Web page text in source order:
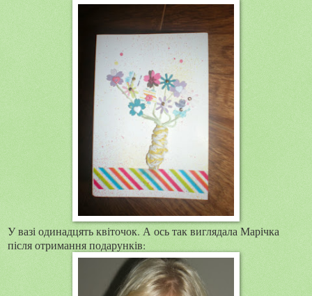
У вазі одинадцять квіточок. А ось так виглядала Марічка
після отримання подарунків: